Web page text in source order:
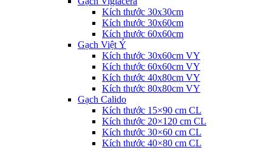
Kích thước 30x30cm
Kích thước 30x60cm
Kích thước 60x60cm
Gạch Việt Ý
Kích thước 30x60cm VY
Kích thước 60x60cm VY
Kích thước 40x80cm VY
Kích thước 80x80cm VY
Gạch Calido
Kích thước 15×90 cm CL
Kích thước 20×120 cm CL
Kích thước 30×60 cm CL
Kích thước 40×80 cm CL